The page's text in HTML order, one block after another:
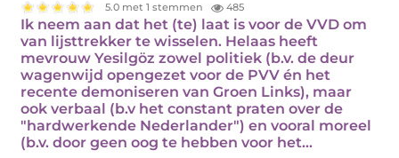
5.0 met 1 stemmen 485
Ik neem aan dat het (te) laat is voor de VVD om
van lijsttrekker te wisselen. Helaas heeft
mevrouw Yesilgöz zowel politiek (b.v. de deur
wagenwijd opengezet voor de PVV én het
recente demoniseren van Groen Links), maar
ook verbaal (b.v het constant praten over de
"hardwerkende Nederlander") en vooral moreel
(b.v. door geen oog te hebben voor het…